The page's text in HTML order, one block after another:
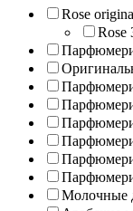
Rose
Rose
Молочные